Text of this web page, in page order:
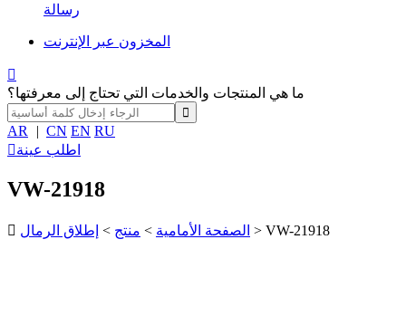
رسالة
المخزون عبر الإنترنت

ما هي المنتجات والخدمات التي تحتاج إلى معرفتها؟
AR | CN EN RU
اطلب عينة
VW-21918
 الصفحة الأمامية > منتج > إطلاق الرمال > VW-21918